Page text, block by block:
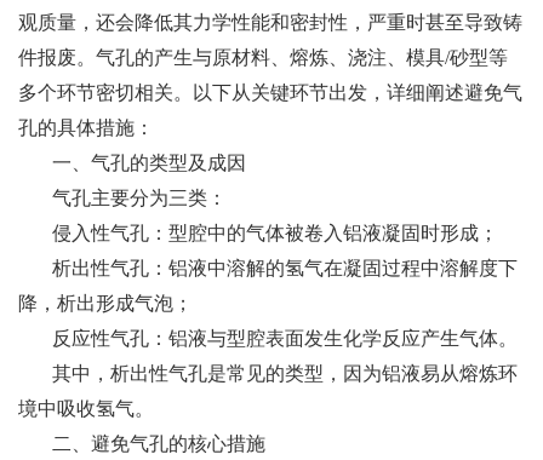
观质量，还会降低其力学性能和密封性，严重时甚至导致铸
件报废。气孔的产生与原材料、熔炼、浇注、模具/砂型等
多个环节密切相关。以下从关键环节出发，详细阐述避免气
孔的具体措施：
一、气孔的类型及成因
气孔主要分为三类：
侵入性气孔：型腔中的气体被卷入铝液凝固时形成；
析出性气孔：铝液中溶解的氢气在凝固过程中溶解度下
降，析出形成气泡；
反应性气孔：铝液与型腔表面发生化学反应产生气体。
其中，析出性气孔是常见的类型，因为铝液易从熔炼环
境中吸收氢气。
二、避免气孔的核心措施